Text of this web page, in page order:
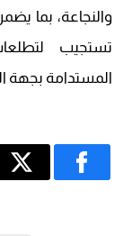
والنجاعة، بما
تستجيب
المستدامة بجهة